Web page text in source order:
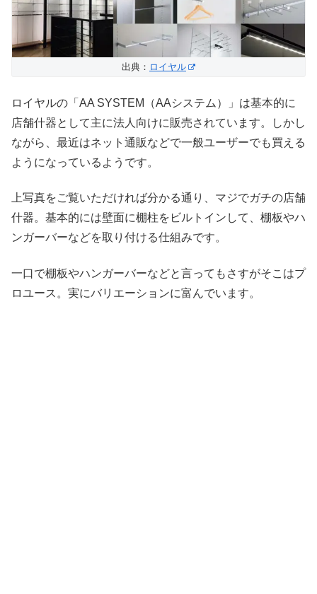
出典： ロイヤル
ロイヤルの「AA SYSTEM（AAシステム）」は基本的に
店舗什器として主に法人向けに販売されています。しかし
ながら、最近はネット通販などで一般ユーザーでも買える
ようになっているようです。
上写真をご覧いただければ分かる通り、マジでガチの店舗
什器。基本的には壁面に棚柱をビルトインして、棚板やハ
ンガーバーなどを取り付ける仕組みです。
一口で棚板やハンガーバーなどと言ってもさすがそこはプ
ロユース。実にバリエーションに富んでいます。